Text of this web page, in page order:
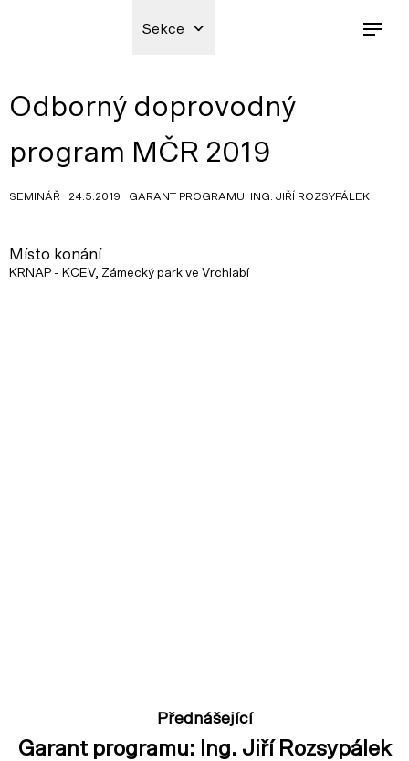
Sekce
Odborný doprovodný
program MČR 2019
SEMINÁŘ 24.5.2019 GARANT PROGRAMU: ING. JIŘÍ ROZSYPÁLEK
Přednášející
Garant programu: Ing. Jiří Rozsypálek
Místo konání
KRNAP - KCEV, Zámecký park ve Vrchlabí